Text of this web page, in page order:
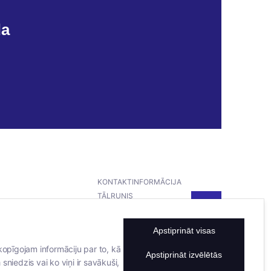
KONTAKTINFORMĀCIJA
TĀLRUNIS
E-PASTA ADRESE
info@bertasnams.lv
informāciju par to, kā
vai ko viņi ir savākuši,
Apstiprināt visas
Apstiprināt izvēlētās